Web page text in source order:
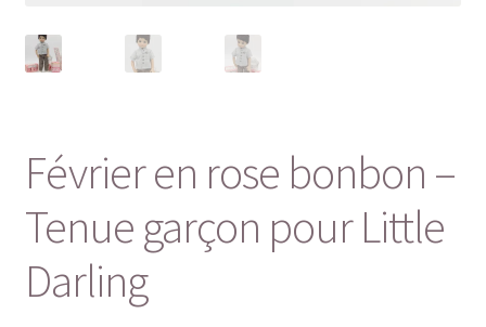
Février en rose bonbon –
Tenue garçon pour Little
Darling